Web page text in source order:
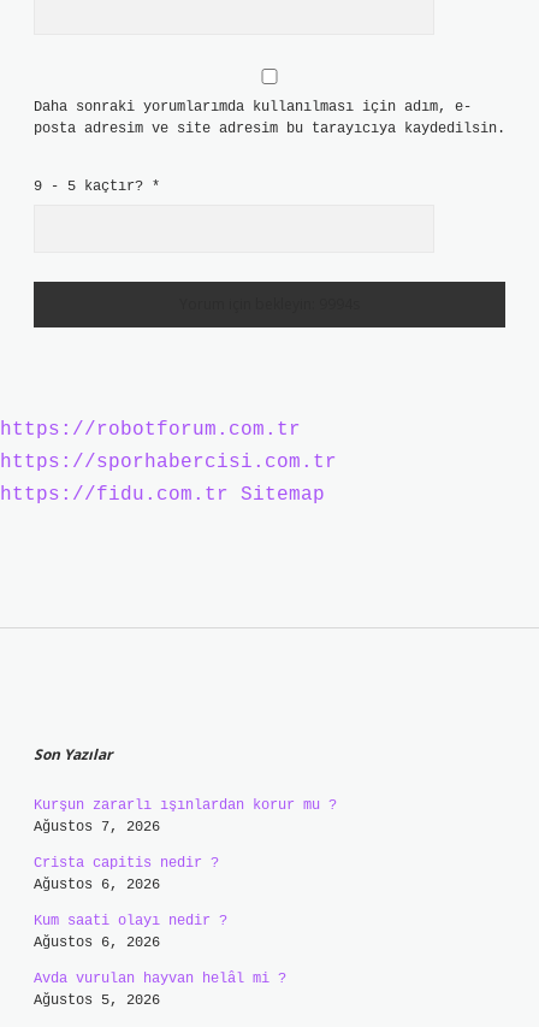
Daha sonraki yorumlarımda kullanılması için adım, e-
posta adresim ve site adresim bu tarayıcıya kaydedilsin.
9 - 5 kaçtır? *
https://robotforum.com.tr
https://sporhabercisi.com.tr
https://fidu.com.tr
Sitemap
Son Yazılar
Kurşun zararlı ışınlardan korur mu ?
Ağustos 7, 2026
Crista capitis nedir ?
Ağustos 6, 2026
Kum saati olayı nedir ?
Ağustos 6, 2026
Avda vurulan hayvan helâl mi ?
Ağustos 5, 2026